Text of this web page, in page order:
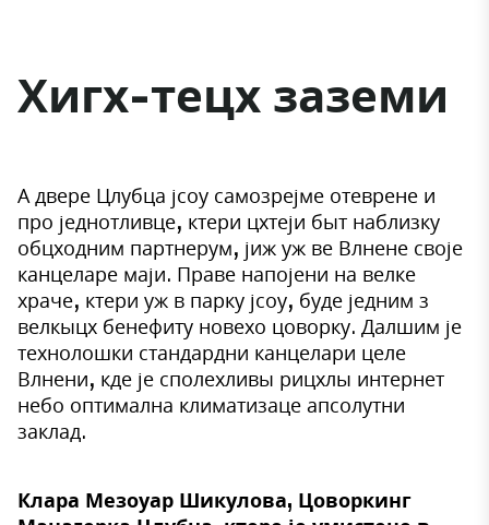
Хигх-тецх заземи
А двере Цлубца јсоу самозрејме отеврене и
про једнотливце, ктери цхтеји быт наблизку
обцходним партнерум, јиж уж ве Влнене своје
канцеларе маји. Праве напојени на велке
храче, ктери уж в парку јсоу, буде једним з
велкыцх бенефиту новехо цоворку. Далшим је
технолошки стандардни канцелари целе
Влнени, кде је сполехливы рицхлы интернет
небо оптимална климатизаце апсолутни
заклад.
Клара Мезоуар Шикулова, Цоворкинг